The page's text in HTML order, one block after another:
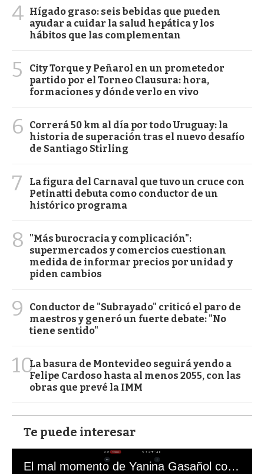
4 Hígado graso: seis bebidas que pueden
ayudar a cuidar la salud hepática y los
hábitos que las complementan
5
City Torque y Peñarol en un prometedor
partido por el Torneo Clausura: hora,
formaciones y dónde verlo en vivo
6
Correrá 50 km al día por todo Uruguay: la
historia de superación tras el nuevo desafío
de Santiago Stirling
7
La figura del Carnaval que tuvo un cruce con
Petinatti debuta como conductor de un
histórico programa
8
"Más burocracia y complicación":
supermercados y comercios cuestionan
medida de informar precios por unidad y
piden cambios
9
Conductor de "Subrayado" criticó el paro de
maestros y generó un fuerte debate: "No
tiene sentido"
10La basura de Montevideo seguirá yendo a
Felipe Cardoso hasta al menos 2055, con las
obras que prevé la IMM
Te puede interesar
El mal momento de Yanina Gasañol con un hincha argentino en "Subrayado"